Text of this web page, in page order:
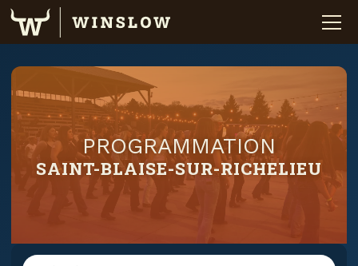
PROGRAMMATION
SAINT-BLAISE-SUR-RICHELIEU